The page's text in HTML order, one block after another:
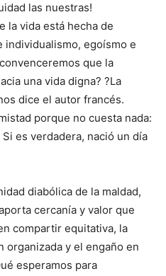
las nuestras!
la vida está hecha de
individualismo, egoísmo e
que la
una vida digna? ?La
dice el autor francés.
porque no cuesta nada:
es verdadera, nació un día
diabólica de la maldad,
cercanía y valor que
compartir equitativa, la
organizada y el engaño en
esperamos para